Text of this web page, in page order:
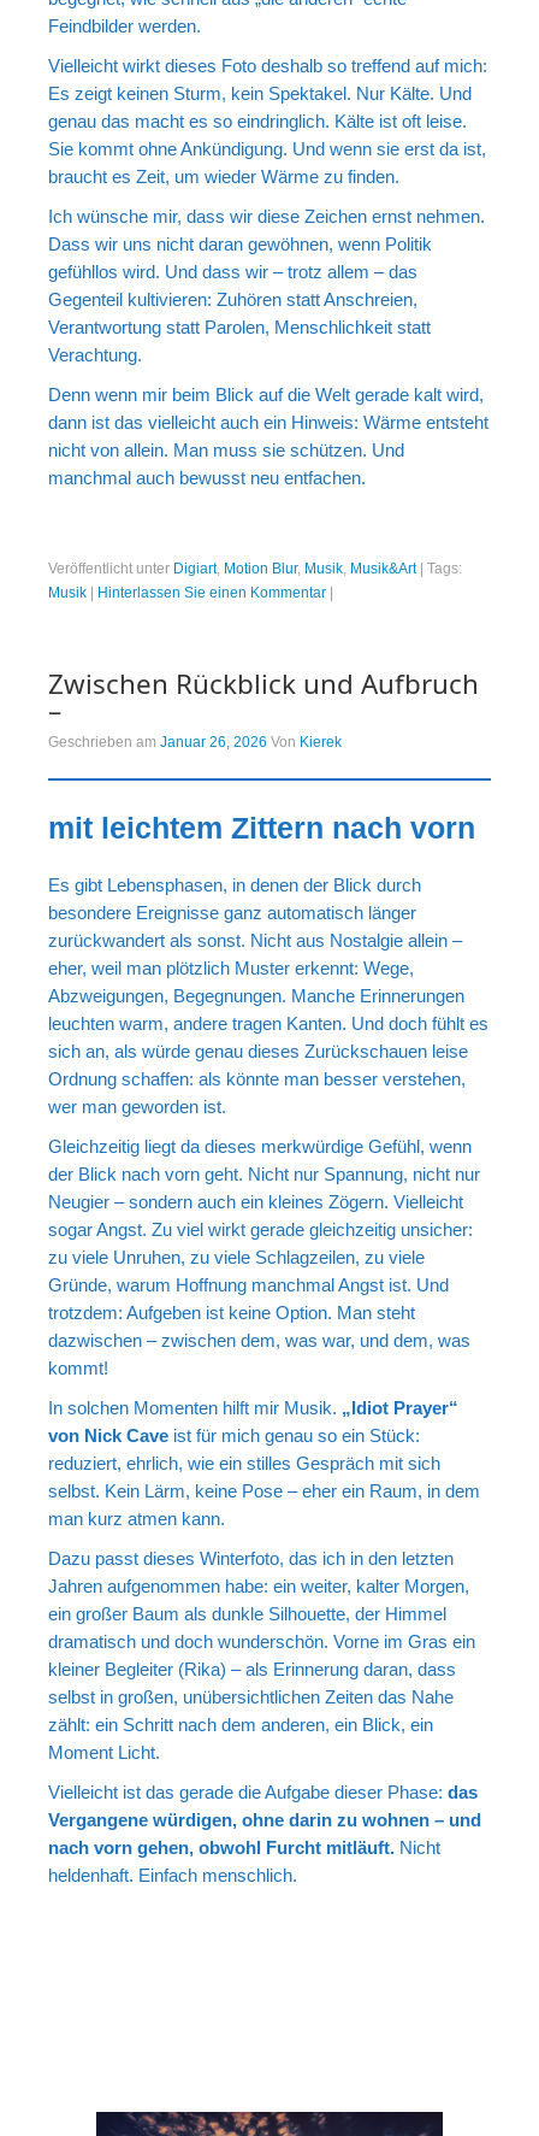
Feindbilder werden.
Vielleicht wirkt dieses Foto deshalb so treffend auf mich:
Es zeigt keinen Sturm, kein Spektakel. Nur Kälte. Und
genau das macht es so eindringlich. Kälte ist oft leise.
Sie kommt ohne Ankündigung. Und wenn sie erst da ist,
braucht es Zeit, um wieder Wärme zu finden.
Ich wünsche mir, dass wir diese Zeichen ernst nehmen.
Dass wir uns nicht daran gewöhnen, wenn Politik
gefühllos wird. Und dass wir – trotz allem – das
Gegenteil kultivieren: Zuhören statt Anschreien,
Verantwortung statt Parolen, Menschlichkeit statt
Verachtung.
Denn wenn mir beim Blick auf die Welt gerade kalt wird,
dann ist das vielleicht auch ein Hinweis: Wärme entsteht
nicht von allein. Man muss sie schützen. Und
manchmal auch bewusst neu entfachen.
Veröffentlicht unter Digiart, Motion Blur, Musik, Musik&Art
Tags:
Musik
Hinterlassen Sie einen Kommentar
Zwischen Rückblick und Aufbruch
–
Geschrieben am Januar 26, 2026 Von Kierek
mit leichtem Zittern nach vorn
Es gibt Lebensphasen, in denen der Blick durch
besondere Ereignisse ganz automatisch länger
zurückwandert als sonst. Nicht aus Nostalgie allein –
eher, weil man plötzlich Muster erkennt: Wege,
Abzweigungen, Begegnungen. Manche Erinnerungen
leuchten warm, andere tragen Kanten. Und doch fühlt es
sich an, als würde genau dieses Zurückschauen leise
Ordnung schaffen: als könnte man besser verstehen,
wer man geworden ist.
Gleichzeitig liegt da dieses merkwürdige Gefühl, wenn
der Blick nach vorn geht. Nicht nur Spannung, nicht nur
Neugier – sondern auch ein kleines Zögern. Vielleicht
sogar Angst. Zu viel wirkt gerade gleichzeitig unsicher:
zu viele Unruhen, zu viele Schlagzeilen, zu viele
Gründe, warum Hoffnung manchmal Angst ist. Und
trotzdem: Aufgeben ist keine Option. Man steht
dazwischen – zwischen dem, was war, und dem, was
kommt!
In solchen Momenten hilft mir Musik. „Idiot Prayer“
von Nick Cave ist für mich genau so ein Stück:
reduziert, ehrlich, wie ein stilles Gespräch mit sich
selbst. Kein Lärm, keine Pose – eher ein Raum, in dem
man kurz atmen kann.
Dazu passt dieses Winterfoto, das ich in den letzten
Jahren aufgenommen habe: ein weiter, kalter Morgen,
ein großer Baum als dunkle Silhouette, der Himmel
dramatisch und doch wunderschön. Vorne im Gras ein
kleiner Begleiter (Rika) – als Erinnerung daran, dass
selbst in großen, unübersichtlichen Zeiten das Nahe
zählt: ein Schritt nach dem anderen, ein Blick, ein
Moment Licht.
Vielleicht ist das gerade die Aufgabe dieser Phase: das
Vergangene würdigen, ohne darin zu wohnen – und
nach vorn gehen, obwohl Furcht mitläuft. Nicht
heldenhaft. Einfach menschlich.